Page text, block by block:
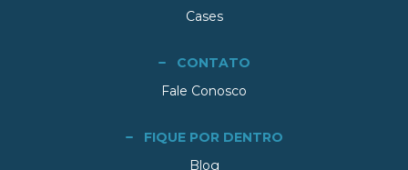
Cases
CONTATO
Fale Conosco
FIQUE POR DENTRO
Blog